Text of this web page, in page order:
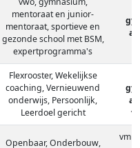
mentoraat en junior-
mentoraat, sportieve en
gezonde school met BSM,
expertprogramma's
Flexrooster, Wekelijkse
coaching, Vernieuwend
onderwijs, Persoonlijk,
Leerdoel gericht
Openbaar, Onderbouw,